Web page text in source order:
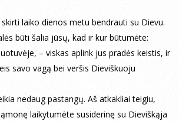
laiko dienos metu bendrauti su Dievu.
būti šalia jūsų, kad ir kur būtumėte:
– viskas aplink jus pradės keistis, ir
savo vagą bei veršis Dieviškuoju
nedaug pastangų. Aš atkakliai teigiu,
laikytumėte susiderinę su Dieviškąja